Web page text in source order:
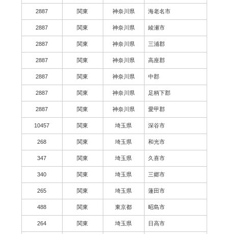
2887 関東 神奈川県 海老名市
2887 関東 神奈川県 綾瀬市
2887 関東 神奈川県 三浦郡
2887 関東 神奈川県 高座郡
2887 関東 神奈川県 中郡
2887 関東 神奈川県 足柄下郡
2887 関東 神奈川県 愛甲郡
10457 関東 埼玉県 深谷市
268 関東 埼玉県 和光市
347 関東 埼玉県 久喜市
340 関東 埼玉県 三郷市
265 関東 埼玉県 蓮田市
488 関東 東京都 昭島市
264 関東 埼玉県 日高市